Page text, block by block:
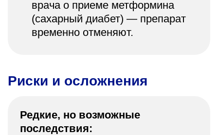
врача о приеме метформина
(сахарный диабет) — препарат
временно отменяют.
Риски и осложнения
Редкие, но возможные
последствия: